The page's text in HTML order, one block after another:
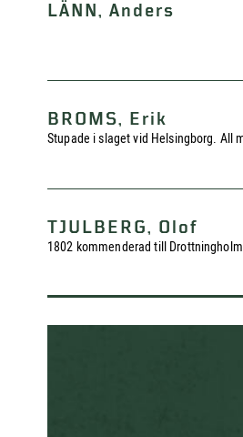
LÄNN, Anders
BROMS, Erik
Stupade i slaget vid Helsingborg. All
TJULBERG, Olof
1802 kommenderad till Drottningholm.